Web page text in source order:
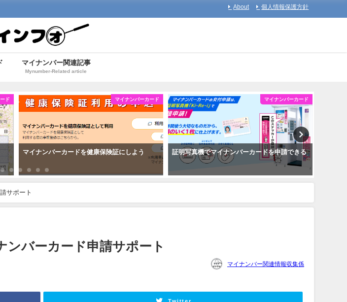
About 個人情報保護方針
マイナンバー関連記事
Mynumber-Related article
ド マイナンバーカード
マイナンバーカードを健康保険証にしよう
マイナンバーカード
証明写真機でマイナンバーカードを申請できる
サポート
ンバーカード申請サポート
マイナンバー関連情報収集係